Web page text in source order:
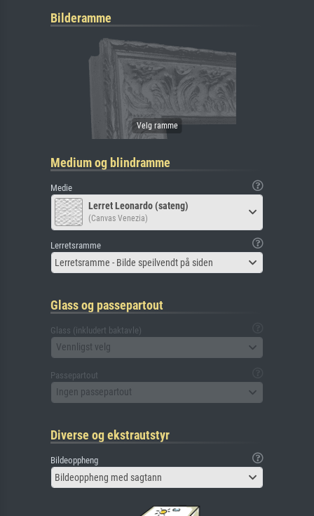
Bilderamme
Medium og blindramme
Medie
Lerret Leonardo (sateng)
(Canvas Venezia)
Lerretsramme
Lerretsramme - Bilde speilvendt på siden
Glass og passepartout
Glass (inkludert baktavle)
Vennligst velg
Passepartout
Ingen passepartout
Diverse og ekstrautstyr
Bildeoppheng
Bildeoppheng med sagtann